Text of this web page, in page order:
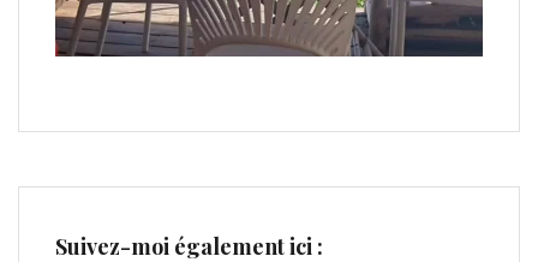
Suivez-moi également ici :